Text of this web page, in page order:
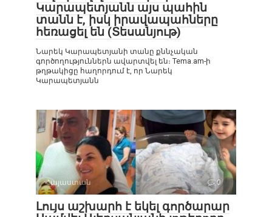
Կարապետյանն այս պահին
տանն է, իսկ իրավապահները
հեռացել են (Տեսանյութ)
Նարեկ Կարապետյանի տանը քննչական
գործողություններն ավարտվել են։ Tema.am-ի
թղթակիցը հաղորդում է, որ Նարեկ
Կարապետյանն
Հայաստան 0
Լույս աշխարհ է եկել գործարար